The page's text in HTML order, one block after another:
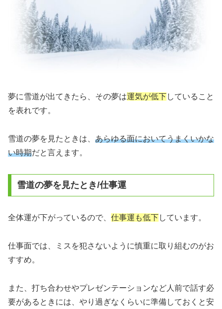
夢に雪道が出てきたら、その夢は運気が低下していること
を表れです。
雪道の夢を見たときは、 あらゆる面においてうまくいかな
い時期だと言えます。
雪道の夢を見たとき/仕事運
全体運が下がっているので、 仕事運も低下しています。
仕事面では、ミスを犯さないように慎重に取り組むのがお
すすめ。
また、打ち合わせやプレゼンテーションなど人前で話す必
要があるときには、やり過ぎなくらいに準備しておくと安